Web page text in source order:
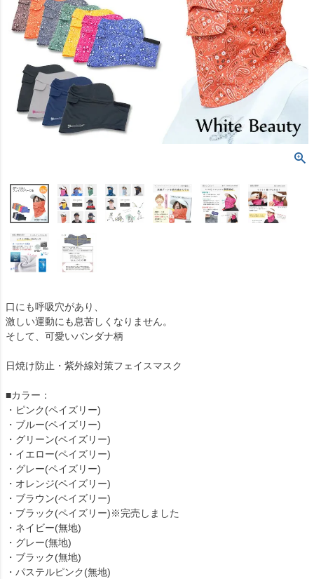
口にも呼吸穴があり、
激しい運動にも息苦しくなりません。
そして、可愛いバンダナ柄
日焼け防止・紫外線対策フェイスマスク
■カラー：
・ピンク(ペイズリー)
・ブルー(ペイズリー)
・グリーン(ペイズリー)
・イエロー(ペイズリー)
・グレー(ペイズリー)
・オレンジ(ペイズリー)
・ブラウン(ペイズリー)
・ブラック(ペイズリー)※完売しました
・ネイビー(無地)
・グレー(無地)
・ブラック(無地)
・パステルピンク(無地)